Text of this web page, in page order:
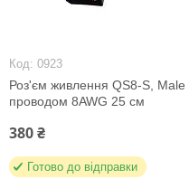
0923
Роз'єм живлення QS8-S, Male
проводом 8AWG 25 см
380 ₴
Готово до відправки